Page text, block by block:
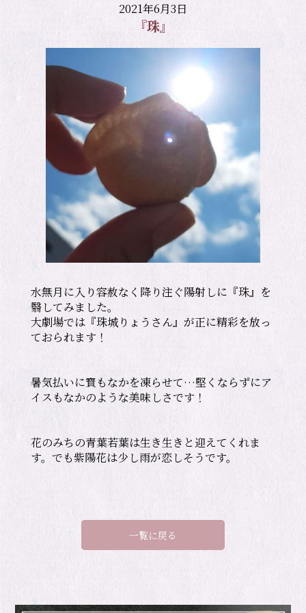
2021年6月3日
『珠』
水無月に入り容赦なく降り注ぐ陽射しに『珠』を
翳してみました。
大劇場では『珠城りょうさん』が正に精彩を放っ
暑気払いに寳もなかを凍らせて…堅くならずにア
花のみちの青葉若葉は生き生きと迎えてくれま
す。でも紫陽花は少し雨が恋しそうです。
一覧に戻る